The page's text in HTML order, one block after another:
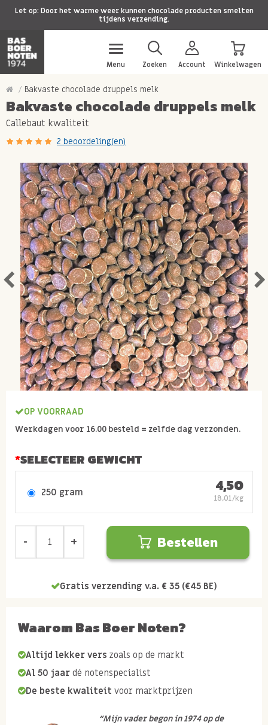
Let op: Door het warme weer kunnen chocolade producten smelten
tijdens verzending.
Menu Zoeken Account Winkelwagen
Bakvaste chocolade druppels melk
Bakvaste chocolade druppels melk
Callebaut kwaliteit
2 beoordeling(en)
OP VOORRAAD
Werkdagen voor 16.00 besteld = zelfde dag verzonden.
SELECTEER GEWICHT
250 gram 4,50
18,01/kg
Bestellen
Gratis verzending v.a. € 35 (€45 BE)
Waarom Bas Boer Noten?
Altijd lekker vers zoals op de markt
Al 50 jaar dé notenspecialist
De beste kwaliteit voor marktprijzen
“Mijn vader begon in 1974 op de